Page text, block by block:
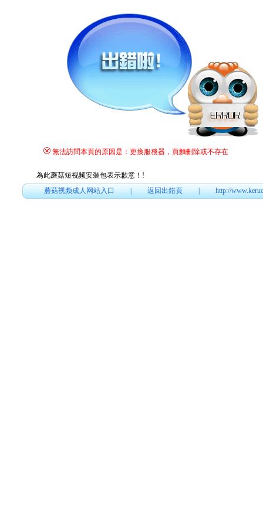
無法訪問本頁的原因是：更換服務器，頁麵刪除或不存在
為此蘑菇短视频安装包表示歉意！ !
蘑菇视频成人网站入口|返回出錯頁|http://